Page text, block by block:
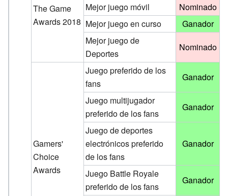
The Game
Awards 2018
Mejor juego móvil
Nominado
Mejor juego en curso
Ganador
Mejor juego de
Deportes
Nominado
Gamers'
Choice
Awards
Juego preferido de los
fans
Ganador
Juego multijugador
preferido de los fans
Ganador
Juego de deportes
electrónicos preferido
de los fans
Ganador
Juego Battle Royale
preferido de los fans
Ganador